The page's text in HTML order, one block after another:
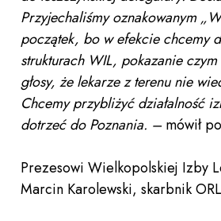
Przyjechaliśmy oznakowanym
początek, bo w efekcie chcemy
strukturach WIL, pokazanie
głosy, że lekarze z terenu nie
Chcemy przybliżyć działalność
dotrzeć do Poznania. –mówił
Prezesowi Wielkopolskiej Izby
Marcin Karolewski, skarbnik